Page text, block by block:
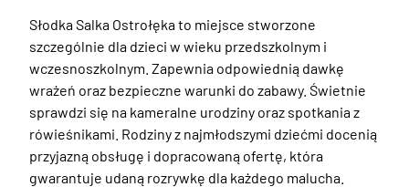
Słodka Salka Ostrołęka to miejsce stworzone
szczególnie dla dzieci w wieku przedszkolnym i
wczesnoszkolnym. Zapewnia odpowiednią dawkę
wrażeń oraz bezpieczne warunki do zabawy. Świetnie
sprawdzi się na kameralne urodziny oraz spotkania z
rówieśnikami. Rodziny z najmłodszymi dziećmi docenią
przyjazną obsługę i dopracowaną ofertę, która
gwarantuje udaną rozrywkę dla każdego malucha.